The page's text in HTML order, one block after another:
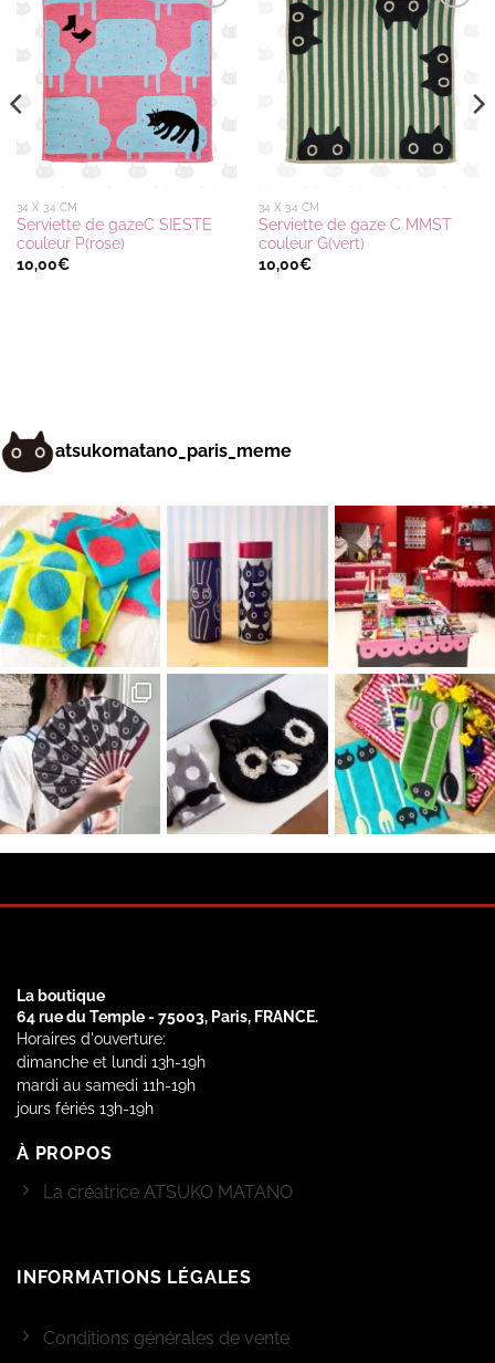
Ajouter
à la
wishlist
34 X 34 CM
Serviette de gazeC SIESTE
couleur P(rose)
10,00€
Ajouter
wishlist
34 X 34 CM
Serviette de gaze C MMST
couleur G(vert)
10,00€
atsukomatano_paris_meme
La boutique
64 rue du Temple - 75003, Paris, FRANCE.
Horaires d'ouverture:
dimanche et lundi 13h-19h
mardi au samedi 11h-19h
jours fériés 13h-19h
À PROPOS
La créatrice ATSUKO MATANO
INFORMATIONS LÉGALES
Conditions générales de vente